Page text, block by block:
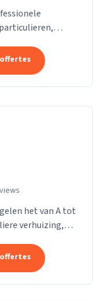
het van A tot
verhuizing,
inpakken en
opslag — u